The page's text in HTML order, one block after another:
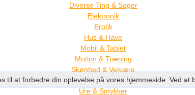
Diverse Ting & Sager
Elektronik
Erotik
Hus & Have
Mobil & Tablet
Motion & Træning
Skønhed & Velvære
Tøj & Accessories
Ure & Smykker
til at forbedre din oplevelse på vores hjemmeside. Ved